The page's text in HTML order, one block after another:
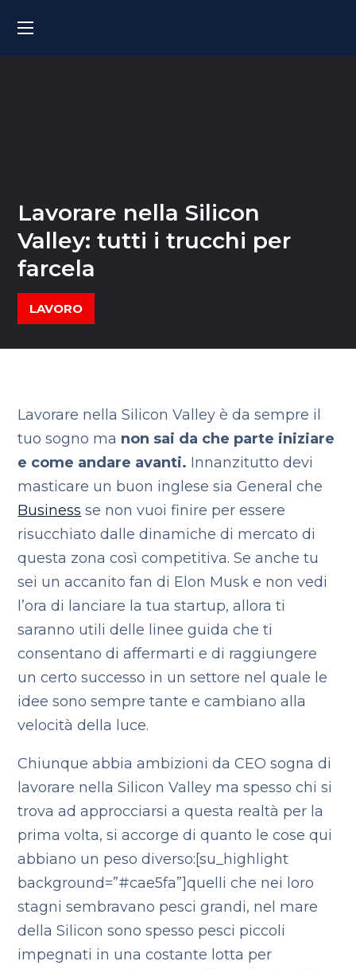
Lavorare nella Silicon
Valley: tutti i trucchi per
farcela
LAVORO
Lavorare nella Silicon Valley è da sempre il
tuo sogno ma non sai da che parte iniziare
e come andare avanti. Innanzitutto devi
masticare un buon inglese sia General che
Business se non vuoi finire per essere
risucchiato dalle dinamiche di mercato di
questa zona così competitiva. Se anche tu
sei un accanito fan di Elon Musk e non vedi
l’ora di lanciare la tua startup, allora ti
saranno utili delle linee guida che ti
consentano di affermarti e di raggiungere
un certo successo in un settore nel quale le
idee sono sempre tante e cambiano alla
velocità della luce.
Chiunque abbia ambizioni da CEO sogna di
lavorare nella Silicon Valley ma spesso chi si
trova ad approcciarsi a questa realtà per la
prima volta, si accorge di quanto le cose qui
abbiano un peso diverso:[su_highlight
background=”#cae5fa”]quelli che nei loro
stagni sembravano pesci grandi, nel mare
della Silicon sono spesso pesci piccoli
impegnati in una costante lotta per